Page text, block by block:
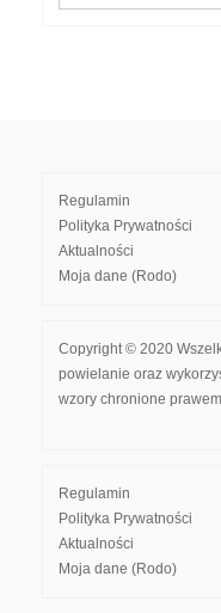
Regulamin
Polityka Prywatności
Aktualności
Moja dane (Rodo)
Copyright © 2020
powielanie oraz
wzory chronione
Regulamin
Polityka Prywatności
Aktualności
Moja dane (Rodo)